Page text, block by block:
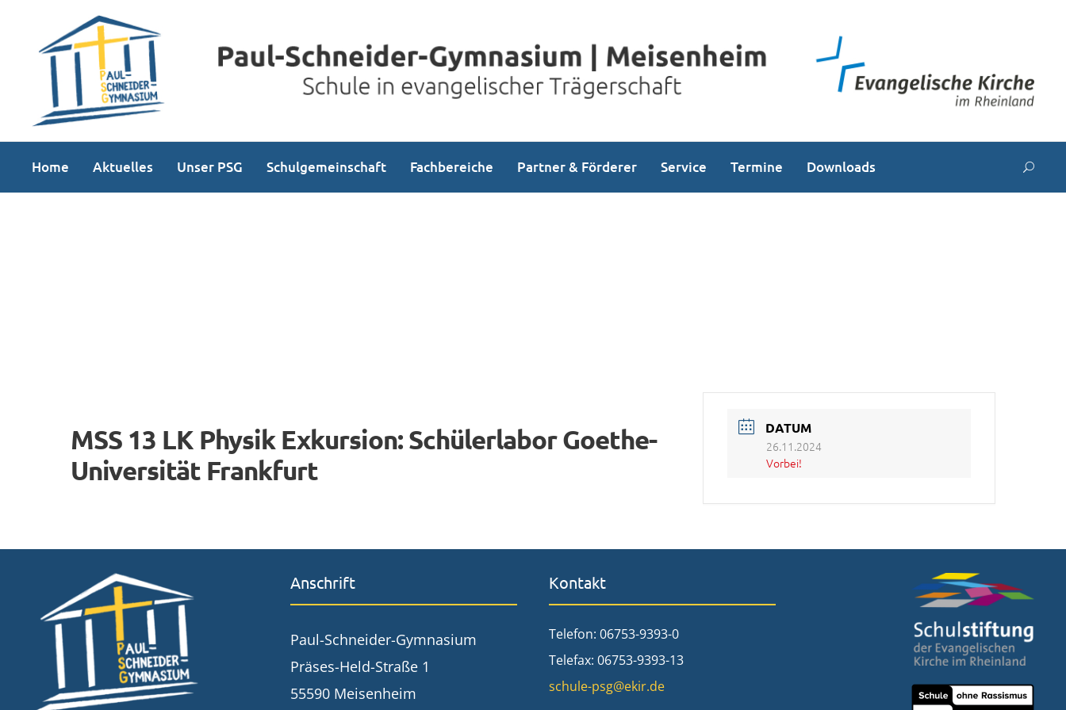
Home Aktuelles Unser PSG Schulgemeinschaft Fachbereiche Partner & Förderer Service Termine Downloads
MSS 13 LK Physik Exkursion: Schülerlabor Goethe-
Universität Frankfurt
DATUM
26.11.2024
Vorbei!
Anschrift
Paul-Schneider-Gymnasium
Präses-Held-Straße 1
55590 Meisenheim
Kontakt
Telefon: 06753-9393-0
Telefax: 06753-9393-13
schule-psg@ekir.de